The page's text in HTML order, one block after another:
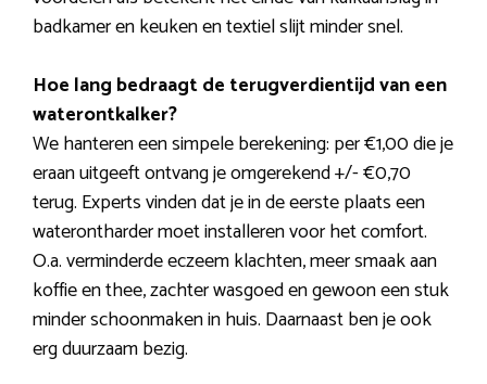
badkamer en keuken en textiel slijt minder snel.
Hoe lang bedraagt de terugverdientijd van een
waterontkalker?
We hanteren een simpele berekening: per €1,00 die je
eraan uitgeeft ontvang je omgerekend +/- €0,70
terug. Experts vinden dat je in de eerste plaats een
waterontharder moet installeren voor het comfort.
O.a. verminderde eczeem klachten, meer smaak aan
koffie en thee, zachter wasgoed en gewoon een stuk
minder schoonmaken in huis. Daarnaast ben je ook
erg duurzaam bezig.